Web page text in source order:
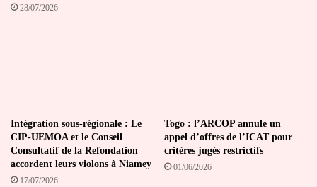
28/07/2026
Intégration sous-régionale : Le
CIP-UEMOA et le Conseil
Consultatif de la Refondation
accordent leurs violons à Niamey
17/07/2026
Togo : l’ARCOP annule un
appel d’offres de l’ICAT pour
critères jugés restrictifs
01/06/2026